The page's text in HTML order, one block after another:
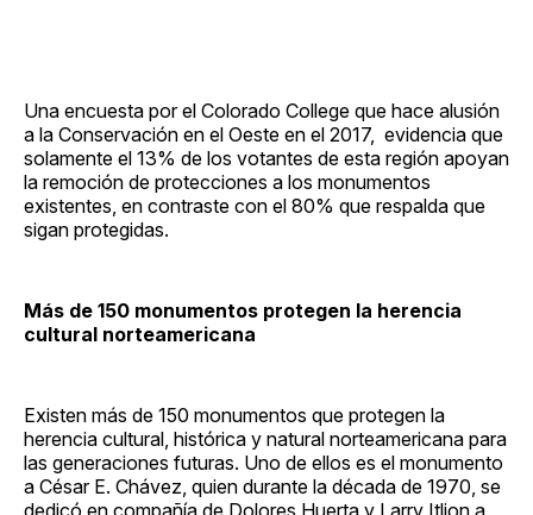
Una encuesta por el Colorado College que hace alusión
a la Conservación en el Oeste en el 2017, evidencia que
solamente el 13% de los votantes de esta región apoyan
la remoción de protecciones a los monumentos
existentes, en contraste con el 80% que respalda que
sigan protegidas.
Más de 150 monumentos protegen la herencia
cultural norteamericana
Existen más de 150 monumentos que protegen la
herencia cultural, histórica y natural norteamericana para
las generaciones futuras. Uno de ellos es el monumento
a César E. Chávez, quien durante la década de 1970, se
dedicó en compañía de Dolores Huerta y Larry Itlion a